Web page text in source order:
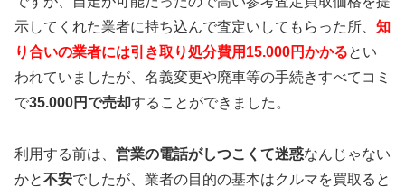
示してくれた業者に持ち込んで査定いしてもらった所、 知
り合いの業者には引き取り処分費用15.000円かかるとい
われていましたが、名義変更や廃車等の手続きすべてコミ
で35.000円で売却することができました。
利用する前は、 営業の電話がしつこくて迷惑なんじゃない
かと不安でしたが、業者の目的の基本はクルマを買取ると